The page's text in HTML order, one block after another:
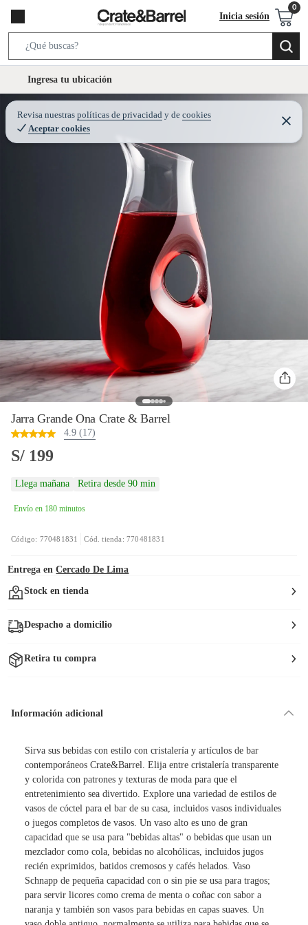
Inicia sesión
e
r
c
B
o
t
Ingresa tu ubicación
Revisa nuestras políticas de privacidad y de cookies
Aceptar cookies
C
Jarra Grande Ona Crate & Barrel
4.9 (17)
S/ 199
Llega mañana Retira desde 90 min
Envío en 180 minutos
Código: 770481831 Cód. tienda: 770481831
Entrega en Cercado De Lima
Stock en tienda
Despacho a domicilio
Retira tu compra
Información adicional
Sirva sus bebidas con estilo con cristalería y artículos de bar
contemporáneos Crate&Barrel. Elija entre cristalería transparente
y colorida con patrones y texturas de moda para que el
entretenimiento sea divertido. Explore una variedad de estilos de
vasos de cóctel para el bar de su casa, incluidos vasos individuales
o juegos completos de vasos. Un vaso alto es uno de gran
capacidad que se usa para "bebidas altas" o bebidas que usan un
mezclador como cola, bebidas no alcohólicas, incluidos jugos
recién exprimidos, batidos cremosos y cafés helados. Vaso
Schnapp de pequeña capacidad con o sin pie se usa para tragos;
para servir licores como crema de menta o coñac con sabor a
naranja y también son vasos para bebidas en capas suaves. Un